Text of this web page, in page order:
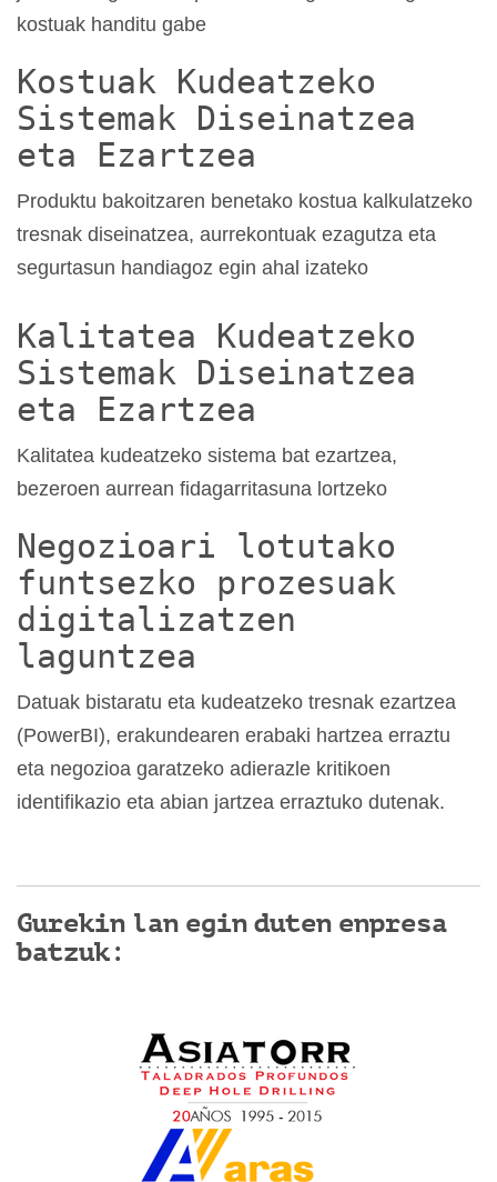
kostuak handitu gabe
Kostuak Kudeatzeko
Sistemak Diseinatzea
eta Ezartzea
Produktu bakoitzaren benetako kostua kalkulatzeko
tresnak diseinatzea, aurrekontuak ezagutza eta
segurtasun handiagoz egin ahal izateko
Kalitatea Kudeatzeko
Sistemak Diseinatzea
eta Ezartzea
Kalitatea kudeatzeko sistema bat ezartzea,
bezeroen aurrean fidagarritasuna lortzeko
Negozioari lotutako
funtsezko prozesuak
digitalizatzen
laguntzea
Datuak bistaratu eta kudeatzeko tresnak ezartzea
(PowerBI), erakundearen erabaki hartzea erraztu
eta negozioa garatzeko adierazle kritikoen
identifikazio eta abian jartzea erraztuko dutenak.
Gurekin lan egin duten enpresa
batzuk: